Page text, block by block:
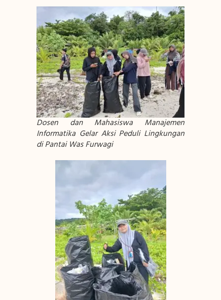
Dosen dan Mahasiswa Manajemen
Informatika Gelar Aksi Peduli Lingkungan
di Pantai Was Furwagi